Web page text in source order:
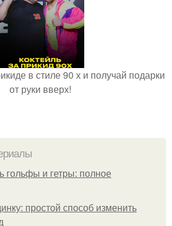
в стиле 90 х и получай подарки
от руки вверх!
гольфы и гетры: полное
простой способ изменить